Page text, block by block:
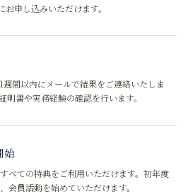
申し込みいただけます。
間以内にメールで結果をご連絡いたしま
明書や実務経験の確認を行います。
始
べての特典をご利用いただけます。初年度
会員活動を始めていただけます。